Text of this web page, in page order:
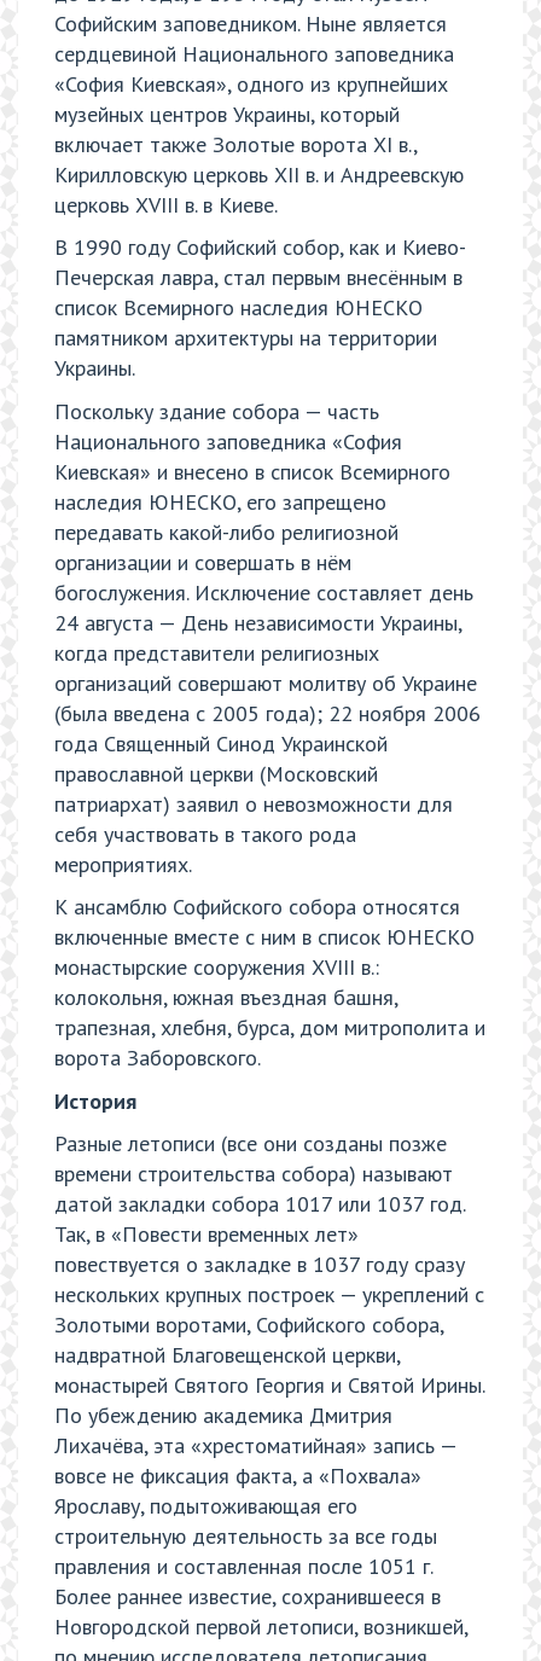
Софийским заповедником. Ныне является
сердцевиной Национального заповедника
«София Киевская», одного из крупнейших
музейных центров Украины, который
включает также Золотые ворота ХІ в.,
Кирилловскую церковь ХІІ в. и Андреевскую
церковь ХVIII в. в Киеве.
В 1990 году Софийский собор, как и Киево-
Печерская лавра, стал первым внесённым в
список Всемирного наследия ЮНЕСКО
памятником архитектуры на территории
Украины.
Поскольку здание собора — часть
Национального заповедника «София
Киевская» и внесено в список Всемирного
наследия ЮНЕСКО, его запрещено
передавать какой-либо религиозной
организации и совершать в нём
богослужения. Исключение составляет день
24 августа — День независимости Украины,
когда представители религиозных
организаций совершают молитву об Украине
(была введена с 2005 года); 22 ноября 2006
года Священный Синод Украинской
православной церкви (Московский
патриархат) заявил о невозможности для
себя участвовать в такого рода
мероприятиях.
К ансамблю Софийского собора относятся
включенные вместе с ним в список ЮНЕСКО
монастырские сооружения XVIII в.:
колокольня, южная въездная башня,
трапезная, хлебня, бурса, дом митрополита и
ворота Заборовского.
История
Разные летописи (все они созданы позже
времени строительства собора) называют
датой закладки собора 1017 или 1037 год.
Так, в «Повести временных лет»
повествуется о закладке в 1037 году сразу
нескольких крупных построек — укреплений с
Золотыми воротами, Софийского собора,
надвратной Благовещенской церкви,
монастырей Святого Георгия и Святой Ирины.
По убеждению академика Дмитрия
Лихачёва, эта «хрестоматийная» запись —
вовсе не фиксация факта, а «Похвала»
Ярославу, подытоживающая его
строительную деятельность за все годы
правления и составленная после 1051 г.
Более раннее известие, сохранившееся в
Новгородской первой летописи, возникшей,